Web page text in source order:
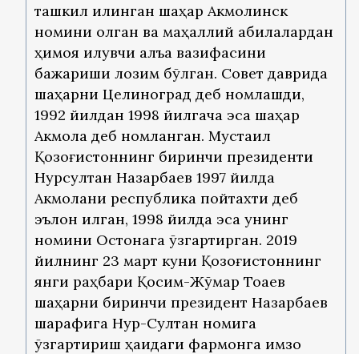
ташкил қилинган шаҳар Акмолинск
номини олган ва маҳаллий қабилалардан
ҳимоя қилувчи қалъа вазифасини
бажариши лозим бўлган. Совет даврида
шаҳарни Целиноград деб номлашди,
1992 йилдан 1998 йилгача эса шаҳар
Акмола деб номланган. Мустақил
Қозоғистоннинг биринчи президенти
Нурсултан Назарбаев 1997 йилда
Акмолани республика пойтахти деб
эълон қилган, 1998 йилда эса унинг
номини Остонага ўзгартирган. 2019
йилнинг 23 март куни Қозоғистоннинг
янги раҳбари Қосим-Жўмар Тоқаев
шаҳарни биринчи президент Назарбаев
шарафига Нур-Султан номига
ўзгартириш ҳақидаги фармонга имзо